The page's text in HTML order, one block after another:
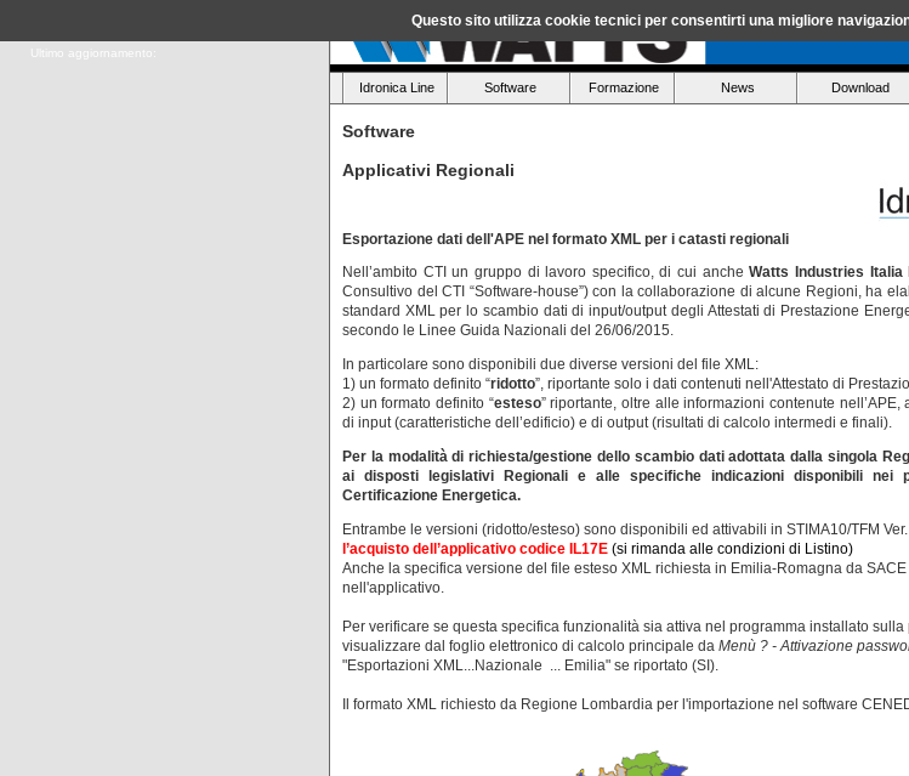
Ultimo aggiornamento:
Idronica Line Software Formazione News Download
Software
Applicativi Regionali
Esportazione dati dell'APE nel formato XML per i catasti regionali
Nell’ambito CTI un gruppo di lavoro specifico, di cui ancheWatts Industries Italia
Consultivo del CTI “Software‐house”) con la collaborazione di alcune Regioni, ha
standard XML per lo scambio dati di input/output degli Attestati di Prestazione
secondo le Linee Guida Nazionali del 26/06/2015.
In particolare sono disponibili due diverse versioni del file XML:
1) un formato definito “ridotto”, riportante solo i dati contenuti nell'Attestato di
2) un formato definito “esteso” riportante, oltre alle informazioni contenute
di input (caratteristiche dell’edificio) e di output (risultati di calcolo intermedi e finali).
Per la modalità di richiesta/gestione dello scambio dati adottata dalla singola
ai disposti legislativi Regionali e alle specifiche indicazioni disponibili nei
Certificazione Energetica.
Entrambe le versioni (ridotto/esteso) sono disponibili ed attivabili in STIMA10/TFM
l’acquisto dell’applicativo codice IL17E (si rimanda alle condizioni di Listino)
Anche la specifica versione del file esteso XML richiesta in Emilia-Romagna da
nell'applicativo.
Per verificare se questa specifica funzionalità sia attiva nel programma installato
visualizzare dal foglio elettronico di calcolo principale da Menù ? ‐ Attivazione
"Esportazioni XML...Nazionale ... Emilia" se riportato (SI).
Il formato XML richiesto da Regione Lombardia per l'importazione nel software
Questo sito utilizza cookie tecnici per consentirti una migliore